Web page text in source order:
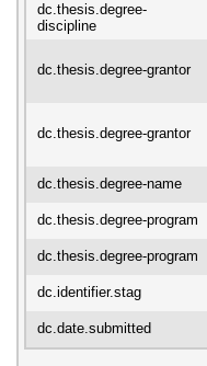
dc.thesis.degree-
discipline
dc.thesis.degree-grantor
dc.thesis.degree-grantor
dc.thesis.degree-name
dc.thesis.degree-program
dc.thesis.degree-program
dc.identifier.stag
dc.date.submitted